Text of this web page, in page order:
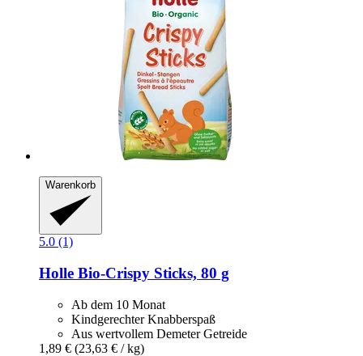
Warenkorb
5.0 (1)
Holle Bio-​Crispy Sticks, 80 g
Ab dem 10 Monat
Kindgerechter Knabberspaß
Aus wertvollem Demeter Getreide
1,89 € (23,63 € / kg)